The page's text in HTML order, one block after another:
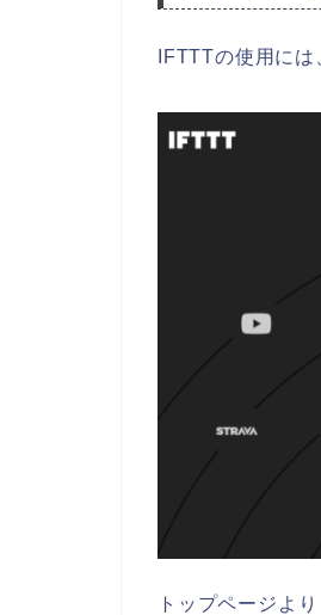
IFTTTの使用には
トップページよ